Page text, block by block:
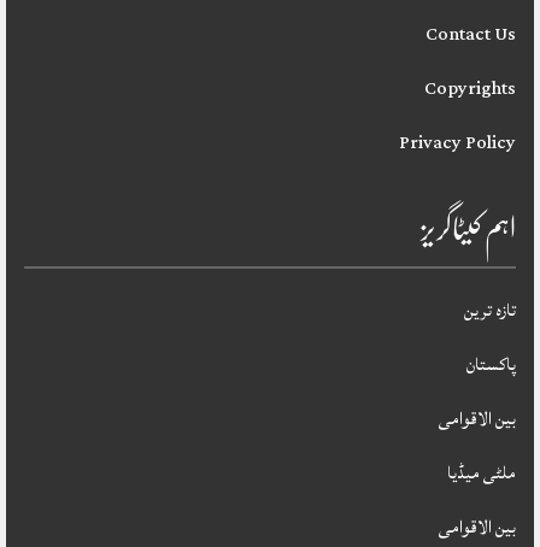
Contact Us
Copyrights
Privacy Policy
اہم کیٹاگریز
تازہ ترین
پاکستان
بین الاقوامی
ملٹی میڈیا
بین الاقوامی